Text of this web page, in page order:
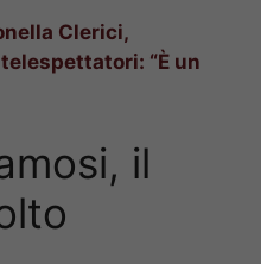
Clerici,
“È un
il